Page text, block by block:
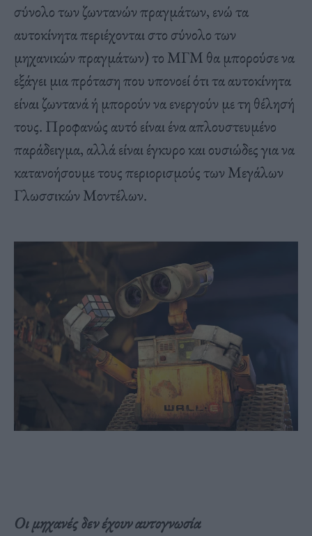
σύνολο των ζωντανών πραγμάτων, ενώ τα
αυτοκίνητα περιέχονται στο σύνολο των
μηχανικών πραγμάτων) το ΜΓΜ θα μπορούσε να
εξάγει μια πρόταση που υπονοεί ότι τα αυτοκίνητα
είναι ζωντανά ή μπορούν να ενεργούν με τη θέλησή
τους. Προφανώς αυτό είναι ένα απλουστευμένο
παράδειγμα, αλλά είναι έγκυρο και ουσιώδες για να
κατανοήσουμε τους περιορισμούς των Μεγάλων
Γλωσσικών Μοντέλων.
Οι μηχανές δεν έχουν αυτογνωσία